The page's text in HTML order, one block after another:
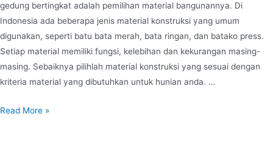
gedung bertingkat adalah pemilihan material bangunannya. Di
Indonesia ada beberapa jenis material konstruksi yang umum
digunakan, seperti batu bata merah, bata ringan, dan batako press.
Setiap material memiliki fungsi, kelebihan dan kekurangan masing-
masing. Sebaiknya pilihlah material konstruksi yang sesuai dengan
kriteria material yang dibutuhkan untuk hunian anda. …
Read More »